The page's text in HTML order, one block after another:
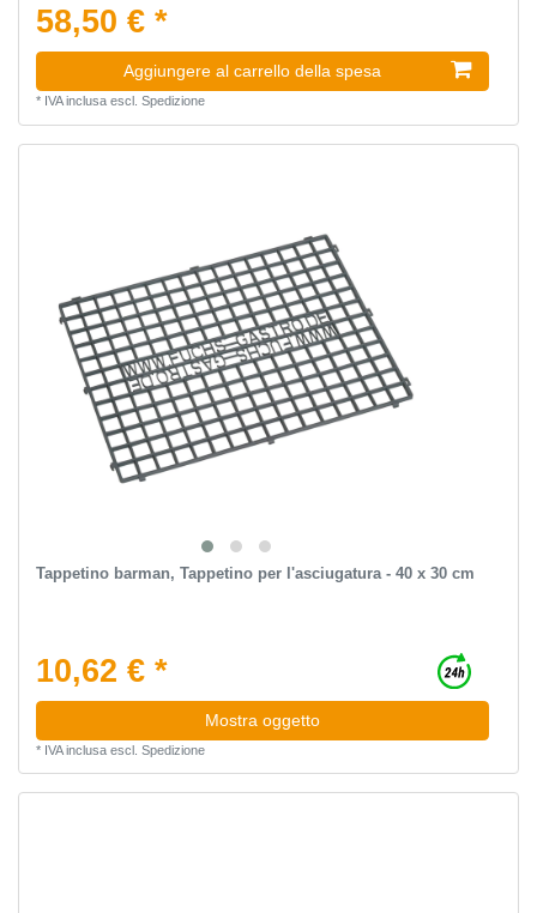
58,50 € *
Aggiungere al carrello della spesa
* IVA inclusaescl. Spedizione
Tappetino barman, Tappetino per l'asciugatura - 40 x 30 cm
10,62 € *
Mostra oggetto
* IVA inclusaescl. Spedizione